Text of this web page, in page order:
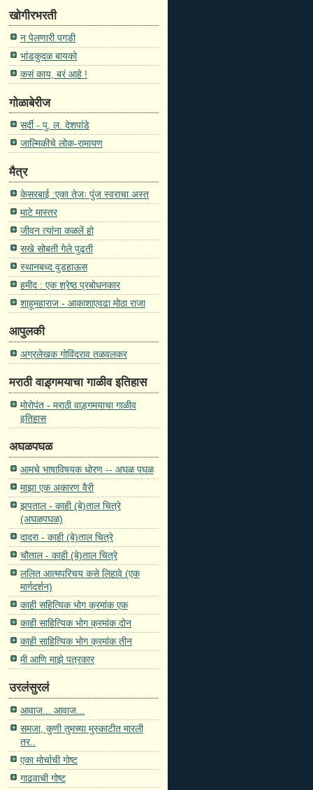
खोगीरभरती
न पेलणारी पगडी
भांडकुदळ बायको
कसं काय, बरं आहे !
गोळाबेरीज
सर्दी - पु. ल. देशपांडे
जाल्मिकीचे लोक-रामायण
मैत्र
केसरबाई :एका तेजः पुंज स्वराचा अस्त
माटे मास्तर
जीवन त्यांना कळलें हो
सखे सोबती गेले पुढती
स्थानबध्द वुडहाऊस
हमीद : एक श्रेष्ठ प्रबोधनकार
शाहूमहाराज - आकाशाएवढा मोठा राजा
आपुलकी
अग्रलेखक गोविंदराव तळवलकर
मराठी वाड़्गमयाचा गाळीव इतिहास
मोरोपंत - मराठी वाड़्गमयाचा गाळीव
इतिहास
अघळपघळ
आमचे भाषाविषयक धोरण -- अघळ पघळ
माझा एक अकारण वैरी
झपताल - काही (बे)ताल चित्रे
(अघळपघळ)
दादरा - काही (बे)ताल चित्रे
चौताल - काही (बे)ताल चित्रे
ललित आत्मपरिचय कसे लिहावे (एक
मार्गदर्शन)
काही सहित्यिक भोग क्रमांक एक
काही साहित्यिक भोग क्रमांक दोन
काही साहित्यिक भोग क्रमांक तीन
मी आणि माझे पत्रकार
उरलंसुरलं
आवाज... आवाज...
समजा, कुणी तुमच्या मुस्काटीत मारली
तर..
एका मोर्चाची गोष्ट
गाढवाची गोष्ट